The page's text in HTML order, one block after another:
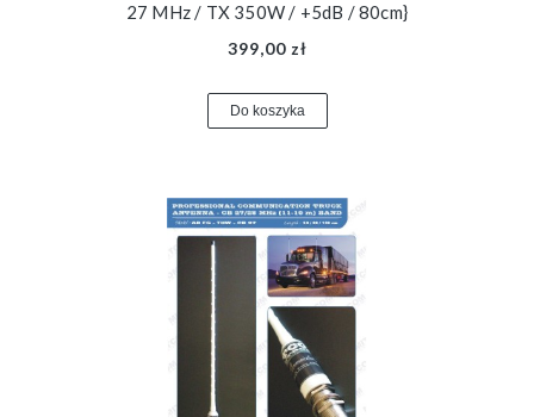
27 MHz / TX 350W / +5dB / 80cm}
399,00 zł
Do koszyka